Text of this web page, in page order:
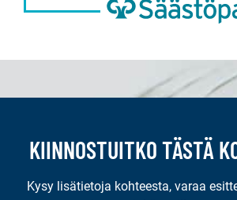
KIINNOSTUITKO TÄSTÄ
Kysy lisätietoja kohteesta, varaa